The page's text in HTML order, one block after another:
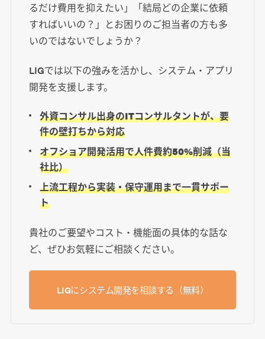
るだけ費用を抑えたい」「結局どの企業に依頼
すればいいの？」とお困りのご担当者の方も多
いのではないでしょうか？
LIGでは以下の強みを活かし、システム・アプリ
開発を支援します。
外資コンサル出身のITコンサルタントが、要
件の壁打ちから対応
オフショア開発活用で人件費約50%削減（当
社比）
上流工程から実装・保守運用まで一貫サポー
ト
貴社のご要望やコスト・機能面の具体的な話な
ど、ぜひお気軽にご相談ください。
LIGにシステム開発を相談する（無料）